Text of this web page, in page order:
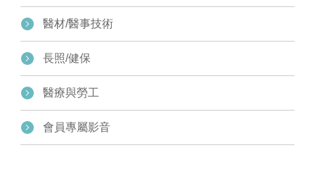
醫材/醫事技術
長照/健保
醫療與勞工
會員專屬影音